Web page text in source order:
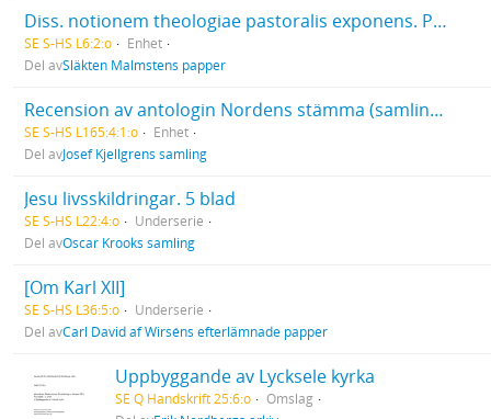
Diss. notionem theologiae pastoralis exponens. Praes. A. E. Knös, resp. P. H. Malmsten. 19 nov. 1834
SE S-HS L6:2:o
Enhet
Del avSläkten Malmstens papper
Recension av antologin Nordens stämma (samling av nordiska dikter för skola och hem, utgiven av Nordens frihet, Stockholm 1940)
SE S-HS L165:4:1:o
Enhet
Del avJosef Kjellgrens samling
Jesu livsskildringar. 5 blad
SE S-HS L22:4:o
Underserie
Del avOscar Krooks samling
[Om Karl XII]
SE S-HS L36:5:o
Underserie
Del avCarl David af Wirséns efterlämnade papper
Uppbyggande av Lycksele kyrka
SE Q Handskrift 25:6:o
Omslag